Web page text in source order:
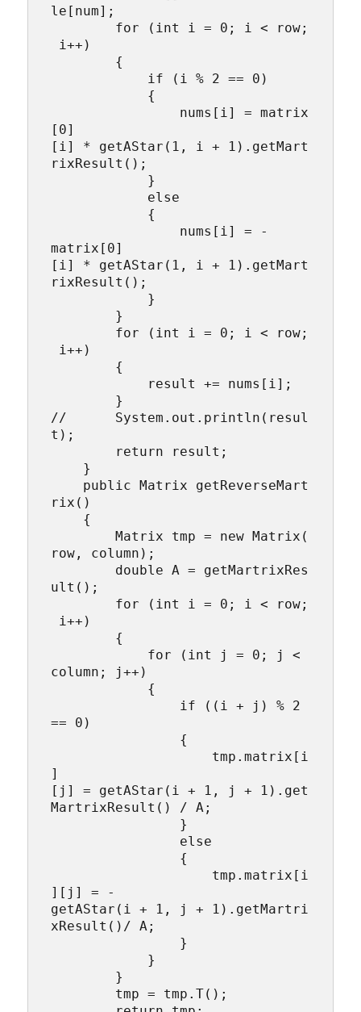
le[num];
for (int i = 0; i < row;
i++)
{
if (i % 2 == 0)
{
nums[i] = matrix
[0]
[i] * getAStar(1, i + 1).getMart
rixResult();
}
else
{
nums[i] = -
matrix[0]
[i] * getAStar(1, i + 1).getMart
rixResult();
}
}
for (int i = 0; i < row;
i++)
{
result += nums[i];
}
//      System.out.println(resul
t);
return result;
}
public Matrix getReverseMart
rix()
{
Matrix tmp = new Matrix(
row, column);
double A = getMartrixRes
ult();
for (int i = 0; i < row;
i++)
{
for (int j = 0; j <
column; j++)
{
if ((i + j) % 2
== 0)
{
tmp.matrix[i
]
[j] = getAStar(i + 1, j + 1).get
MartrixResult() / A;
}
else
{
tmp.matrix[i
][j] = -
getAStar(i + 1, j + 1).getMartri
xResult()/ A;
}
}
}
tmp = tmp.T();